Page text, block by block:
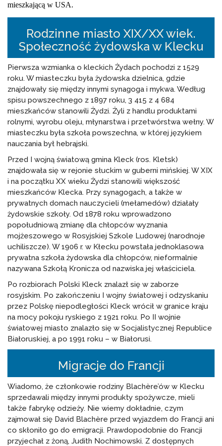
mieszkającą w USA.
Rodzinne miasto XIX/XX wiek.
Społeczność żydowska w Klecku
Pierwsza wzmianka o kleckich Żydach pochodzi z 1529
roku. W miasteczku była żydowska dzielnica, gdzie
znajdowały się między innymi synagoga i mykwa. Według
spisu powszechnego z 1897 roku, 3 415 z 4 684
mieszkańców stanowili Żydzi. Żyli z handlu produktami
rolnymi, wyrobu oleju, młynarstwa i przetwórstwa wełny. W
miasteczku była szkoła powszechna, w której językiem
nauczania był hebrajski.
Przed I wojną światową gmina Kleck (ros. Kletsk)
znajdowała się w rejonie słuckim w guberni mińskiej. W XIX
i na początku XX wieku Żydzi stanowili większość
mieszkańców Klecka. Przy synagogach, a także w
prywatnych domach nauczycieli (mełamedów) działały
żydowskie szkoły. Od 1878 roku wprowadzono
popołudniową zmianę dla chłopców wyznania
mojżeszowego w Rosyjskiej Szkole Ludowej (narodnoje
uchiliszcze). W 1906 r. w Kłecku powstała jednoklasowa
prywatna szkoła żydowska dla chłopców, nieformalnie
nazywana Szkołą Kronicza od nazwiska jej właściciela.
Po rozbiorach Polski Kleck znalazł się w zaborze
rosyjskim. Po zakończeniu I wojny światowej i odzyskaniu
przez Polskę niepodległości Kleck wrócił w granice kraju
na mocy pokoju ryskiego z 1921 roku. Po II wojnie
światowej miasto znalazło się w Socjalistycznej Republice
Białoruskiej, a po 1991 roku – w Białorusi.
Migracje do Francji
Wiadomo, że członkowie rodziny Blachère’ów w Klecku
sprzedawali między innymi produkty spożywcze, mieli
także fabrykę odzieży. Nie wiemy dokładnie, czym
zajmował się David Blachère przed wyjazdem do Francji ani
co skłoniło go do emigracji. Prawdopodobnie do Francji
przyjechał z żoną, Judith Nochimowski. Z dostępnych